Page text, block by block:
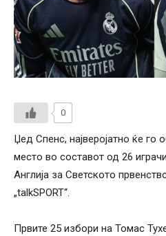
0
Џед Спенс, најверојатно ќе го
место во составот од 26
Англија за Светското
„talkSPORT“.
Првите 25 избори на Томас